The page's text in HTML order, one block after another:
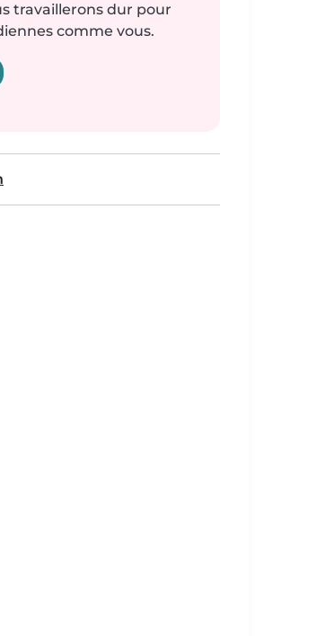
travaillerons dur pour
comme vous.